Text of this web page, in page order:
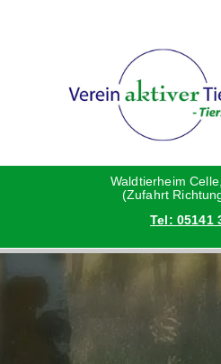
Waldtierheim
(Zufahrt
Tel: 05141
Katzen
Vermittlungshilfe privat
Danke an die Helfer
Vorstand
Satzung